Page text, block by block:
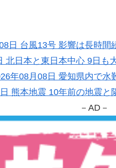
日 台風13号 影響は長時間
北日本と東日本中心 9日も
年08月08日 愛知県内で水
熊本地震 10年前の地震
－AD－